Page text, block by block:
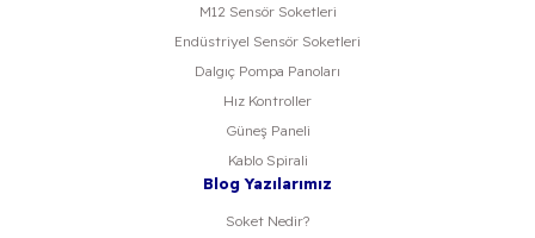
M12 Sensör Soketleri
Endüstriyel Sensör Soketleri
Dalgıç Pompa Panoları
Hız Kontroller
Güneş Paneli
Kablo Spirali
Blog Yazılarımız
Soket Nedir?